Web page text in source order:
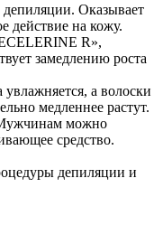
Оказывает
действие на кожу.
R»,
замедлению роста
а волоски
медленнее растут.
можно
средство.
депиляции и